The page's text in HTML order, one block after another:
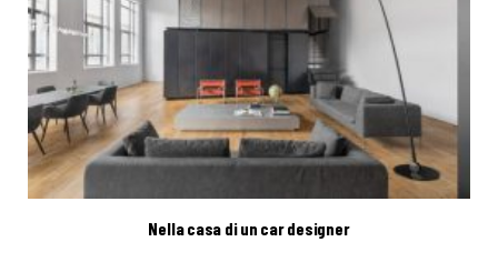
Nella casa di un car designer